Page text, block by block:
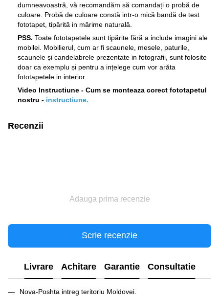
dumneavoastră, vă recomandăm să comandați o probă de
culoare. Probă de culoare constă intr-o mică bandă de test
fototapet, tipărită in mărime naturală.
PSS. Toate fototapetele sunt tipărite fără a include imagini ale
mobilei. Mobilierul, cum ar fi scaunele, mesele, paturile,
scaunele și candelabrele prezentate in fotografii, sunt folosite
doar ca exemplu și pentru a ințelege cum vor arăta
fototapetele in interior.
Video Instructiune - Cum se monteaza corect fototapetul
nostru - instructiune.
Recenzii
Adauga prima recenzie
Scrie recenzie
Livrare Achitare Garantie Consultatie
Nova-Poshta intreg teritoriu Moldovei.